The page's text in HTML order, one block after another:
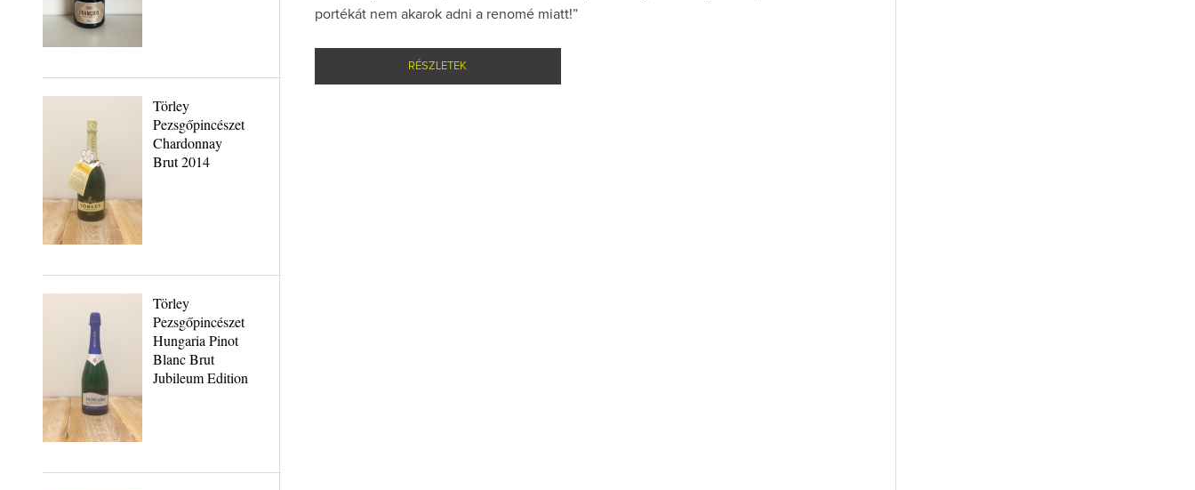
Törley
Pezsgőpincészet
Chardonnay
Brut 2014
Törley
Pezsgőpincészet
Hungaria Pinot
Blanc Brut
Jubileum Edition
portékát nem akarok adni a renomé miatt!”
RÉSZLETEK